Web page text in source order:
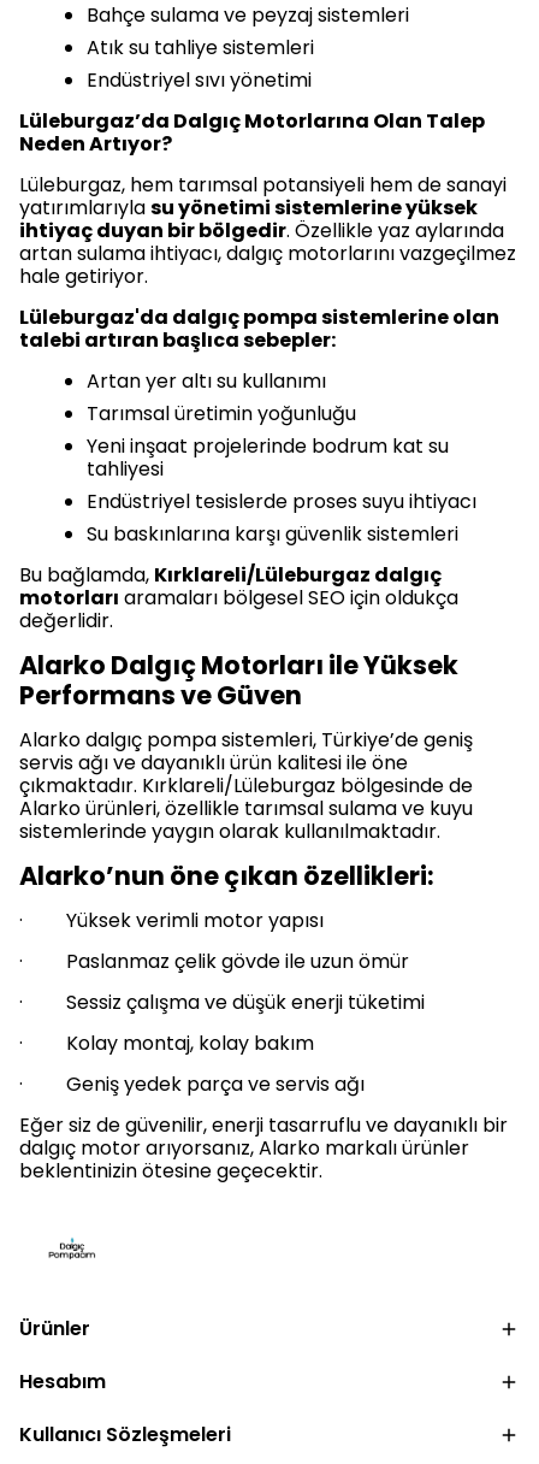
Bahçe sulama ve peyzaj sistemleri
Atık su tahliye sistemleri
Endüstriyel sıvı yönetimi
Lüleburgaz’da Dalgıç Motorlarına Olan Talep
Neden Artıyor?
Lüleburgaz, hem tarımsal potansiyeli hem de sanayi
yatırımlarıylasu yönetimi sistemlerine yüksek
ihtiyaç duyan bir bölgedir. Özellikle yaz aylarında
artan sulama ihtiyacı, dalgıç motorlarını vazgeçilmez
hale getiriyor.
Lüleburgaz'da dalgıç pompa sistemlerine olan
talebi artıran başlıca sebepler:
Artan yer altı su kullanımı
Tarımsal üretimin yoğunluğu
Yeni inşaat projelerinde bodrum kat su
tahliyesi
Endüstriyel tesislerde proses suyu ihtiyacı
Su baskınlarına karşı güvenlik sistemleri
Bu bağlamda, Kırklareli/Lüleburgaz dalgıç
motorları aramaları bölgesel SEO için oldukça
değerlidir.
Alarko Dalgıç Motorları ile Yüksek
Performans ve Güven
Alarko dalgıç pompa sistemleri, Türkiye’de geniş
servis ağı ve dayanıklı ürün kalitesi ile öne
çıkmaktadır. Kırklareli/Lüleburgaz bölgesinde de
Alarko ürünleri, özellikle tarımsal sulama ve kuyu
sistemlerinde yaygın olarak kullanılmaktadır.
Alarko’nun öne çıkan özellikleri:
· Yüksek verimli motor yapısı
· Paslanmaz çelik gövde ile uzun ömür
· Sessiz çalışma ve düşük enerji tüketimi
· Kolay montaj, kolay bakım
· Geniş yedek parça ve servis ağı
Eğer siz de güvenilir, enerji tasarruflu ve dayanıklı bir
dalgıç motor arıyorsanız, Alarko markalı ürünler
beklentinizin ötesine geçecektir.
Ürünler
Hesabım
Kullanıcı Sözleşmeleri